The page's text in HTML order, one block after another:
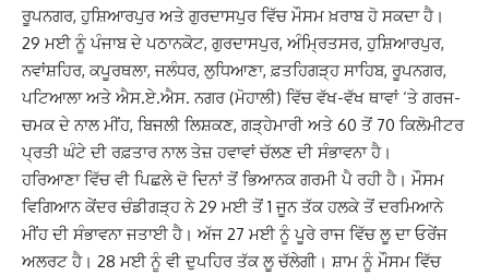
ਰੂਪਨਗਰ, ਹੁਸ਼ਿਆਰਪੁਰ ਅਤੇ ਗੁਰਦਾਸਪੁਰ ਵਿੱਚ ਮੌਸਮ ਖ਼ਰਾਬ ਹੋ ਸਕਦਾ ਹੈ।
29 ਮਈ ਨੂੰ ਪੰਜਾਬ ਦੇ ਪਠਾਨਕੋਟ, ਗੁਰਦਾਸਪੁਰ, ਅੰਮ੍ਰਿਤਸਰ, ਹੁਸ਼ਿਆਰਪੁਰ,
ਨਵਾਂਸ਼ਹਿਰ, ਕਪੂਰਥਲਾ, ਜਲੰਧਰ, ਲੁਧਿਆਣਾ, ਫ਼ਤਹਿਗੜ੍ਹ ਸਾਹਿਬ, ਰੂਪਨਗਰ,
ਪਟਿਆਲਾ ਅਤੇ ਐਸ.ਏ.ਐਸ. ਨਗਰ (ਮੋਹਾਲੀ) ਵਿੱਚ ਵੱਖ-ਵੱਖ ਥਾਵਾਂ ‘ਤੇ ਗਰਜ-
ਚਮਕ ਦੇ ਨਾਲ ਮੀਂਹ, ਬਿਜਲੀ ਲਿਸ਼ਕਣ, ਗੜ੍ਹੇਮਾਰੀ ਅਤੇ 60 ਤੋਂ 70 ਕਿਲੋਮੀਟਰ
ਪ੍ਰਤੀ ਘੰਟੇ ਦੀ ਰਫ਼ਤਾਰ ਨਾਲ ਤੇਜ਼ ਹਵਾਵਾਂ ਚੱਲਣ ਦੀ ਸੰਭਾਵਨਾ ਹੈ।
ਹਰਿਆਣਾ ਵਿੱਚ ਵੀ ਪਿਛਲੇ ਦੋ ਦਿਨਾਂ ਤੋਂ ਭਿਆਨਕ ਗਰਮੀ ਪੈ ਰਹੀ ਹੈ। ਮੌਸਮ
ਵਿਗਿਆਨ ਕੇਂਦਰ ਚੰਡੀਗੜ੍ਹ ਨੇ 29 ਮਈ ਤੋਂ 1 ਜੂਨ ਤੱਕ ਹਲਕੇ ਤੋਂ ਦਰਮਿਆਨੇ
ਮੀਂਹ ਦੀ ਸੰਭਾਵਨਾ ਜਤਾਈ ਹੈ। ਅੱਜ 27 ਮਈ ਨੂੰ ਪੂਰੇ ਰਾਜ ਵਿੱਚ ਲੂ ਦਾ ਓਰੇਂਜ
ਅਲਰਟ ਹੈ। 28 ਮਈ ਨੂੰ ਵੀ ਦੁਪਹਿਰ ਤੱਕ ਲੂ ਚੱਲੇਗੀ। ਸ਼ਾਮ ਨੂੰ ਮੌਸਮ ਵਿੱਚ